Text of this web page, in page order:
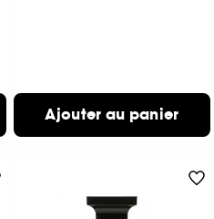
Ajouter au panier